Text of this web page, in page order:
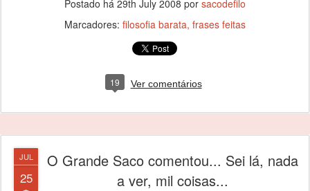
Postado há 29th July 2008 por sacodefilo
Marcadores: filosofia barata frases feitas
19 Ver comentários
JUL
25
O Grande Saco comentou... Sei lá, nada
a ver, mil coisas...